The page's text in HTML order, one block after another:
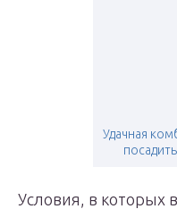
Удачная
Условия, в которых